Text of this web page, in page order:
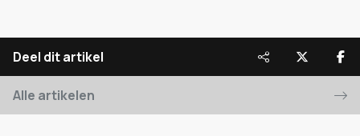
Deel dit artikel
Alle artikelen